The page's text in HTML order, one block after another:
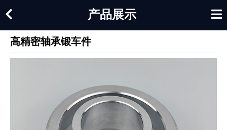
产品展示
高精密轴承锻车件